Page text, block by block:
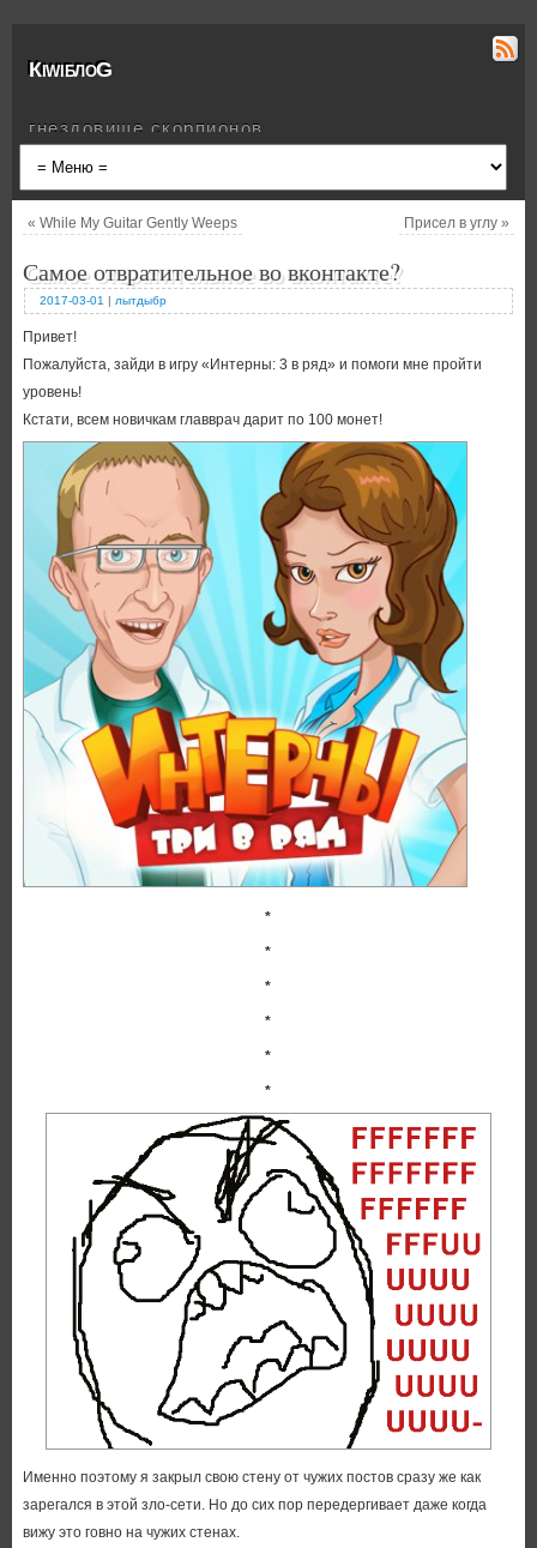
КiwiблоG
гнездовище скорпионов
« While My Guitar Gently Weeps Присел в углу»
Самое отвратительное во вконтакте?
2017-03-01 | лытдыбр
Привет!
Пожалуйста, зайди в игру «Интерны: 3 в ряд» и помоги мне пройти
уровень!
Кстати, всем новичкам главврач дарит по 100 монет!
*
*
*
*
*
*
Именно поэтому я закрыл свою стену от чужих постов сразу же как
зарегался в этой зло-сети. Но до сих пор передергивает даже когда
вижу это говно на чужих стенах.